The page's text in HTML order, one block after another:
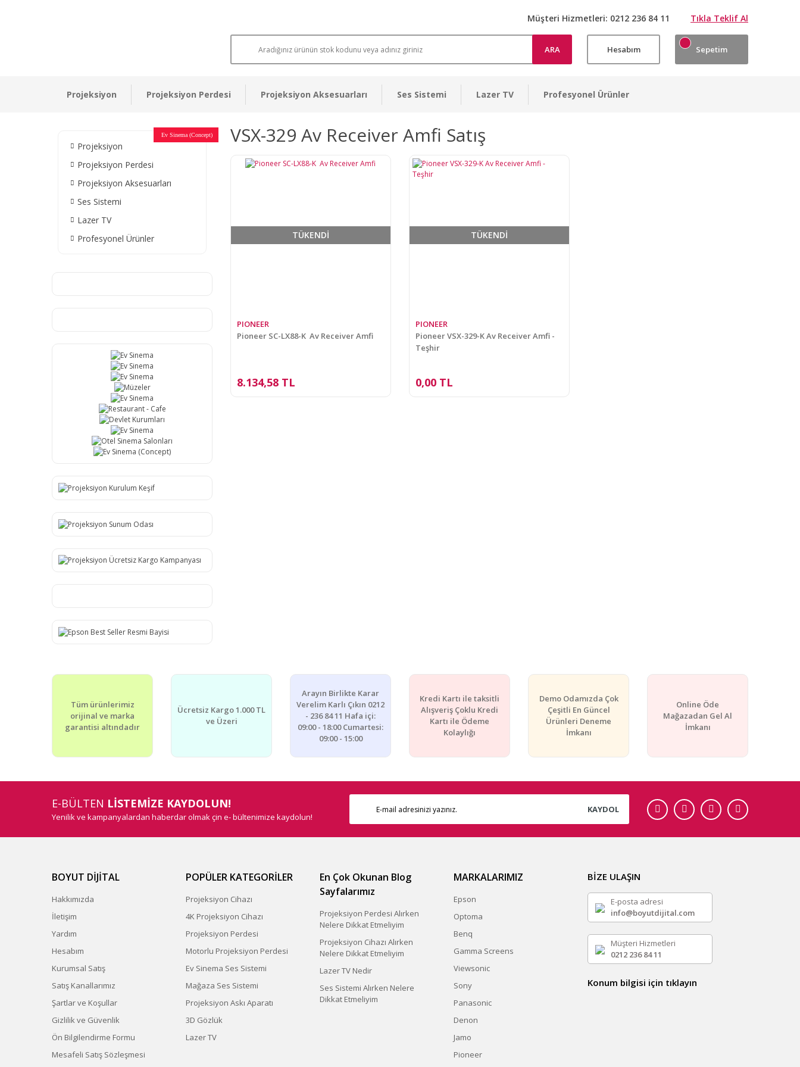
Müşteri Hizmetleri: 0212 236 84 11 Tıkla Teklif Al
ARA Hesabım Sepetim
Projeksiyon Projeksiyon Perdesi Projeksiyon Aksesuarları Ses Sistemi Lazer TV Profesyonel Ürünler
Projeksiyon
Projeksiyon Perdesi
Projeksiyon Aksesuarları
Ses Sistemi
Lazer TV
Profesyonel Ürünler
Ev Sinema
Ev Sinema
Ev Sinema
Müzeler
Ev Sinema
Restaurant - Cafe
Devlet Kurumları
Ev Sinema
Otel Sinema Salonları
Ev Sinema (Concept) VSX-329 Av Receiver Amfi Satış
TÜKENDİ
PIONEER
Pioneer SC-LX88-K Av Receiver Amfi
8.134,58 TL
TÜKENDİ
PIONEER
Pioneer VSX-329-K Av Receiver Amfi -
Teşhir
0,00 TL
Tüm ürünlerimiz
orijinal ve marka
garantisi altındadır
Ücretsiz Kargo 1.000 TL
ve Üzeri
Arayın Birlikte Karar
Verelim Karlı Çıkın 0212
- 236 84 11 Hafa içi:
09:00 - 18:00 Cumartesi:
09:00 - 15:00
Kredi Kartı ile taksitli
Alışveriş Çoklu Kredi
Kartı ile Ödeme
Kolaylığı
Demo Odamızda Çok
Çeşitli En Güncel
Ürünleri Deneme
İmkanı
Online Öde
Mağazadan Gel Al
İmkanı
E-BÜLTEN LİSTEMİZE KAYDOLUN!
Yenilik ve kampanyalardan haberdar olmak çin e- bültenimize kaydolun!
KAYDOL
BOYUT DİJİTAL
Hakkımızda
İletişim
Yardım
Hesabım
Kurumsal Satış
Satış Kanallarımız
Şartlar ve Koşullar
Gizlilik ve Güvenlik
Ön Bilgilendirme Formu
Mesafeli Satış Sözleşmesi
POPÜLER KATEGORİLER
Projeksiyon Cihazı
4K Projeksiyon Cihazı
Projeksiyon Perdesi
Motorlu Projeksiyon Perdesi
Ev Sinema Ses Sistemi
Mağaza Ses Sistemi
Projeksiyon Askı Aparatı
3D Gözlük
Lazer TV
En Çok Okunan Blog
Sayfalarımız
Projeksiyon Perdesi Alırken
Nelere Dikkat Etmeliyim
Projeksiyon Cihazı Alırken
Nelere Dikkat Etmeliyim
Lazer TV Nedir
Ses Sistemi Alırken Nelere
Dikkat Etmeliyim
MARKALARIMIZ
Epson
Optoma
Benq
Gamma Screens
Viewsonic
Sony
Panasonic
Denon
Jamo
Pioneer
BİZE ULAŞIN
E-posta adresi
info@boyutdijital.com
Müşteri Hizmetleri
0212 236 84 11
Konum bilgisi için tıklayın